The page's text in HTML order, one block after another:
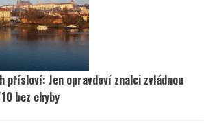
přísloví: Jen opravdoví znalci zvládnou
bez chyby